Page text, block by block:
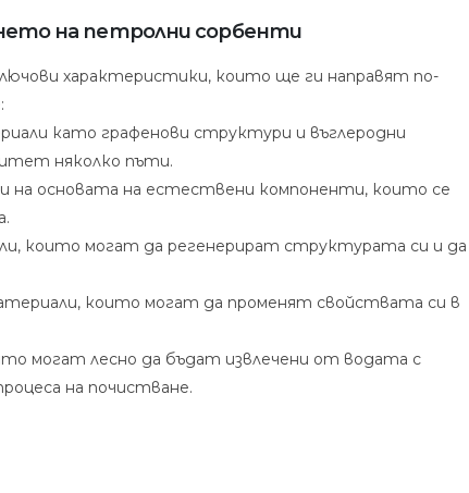
на петролни сорбенти
характеристики, които ще ги направят по-
като графенови структури и въглеродни
няколко пъти.
на основата на естествени компоненти, които се
които могат да регенерират структурата си и да
които могат да променят свойствата си в
могат лесно да бъдат извлечени от водата с
на почистване.